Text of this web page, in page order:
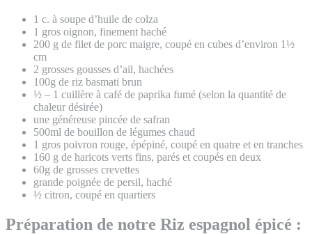
1 c. à soupe d’huile de colza
1 gros oignon, finement haché
200 g de filet de porc maigre, coupé en cubes d’environ 1½
cm
2 grosses gousses d’ail, hachées
100g de riz basmati brun
½ – 1 cuillère à café de paprika fumé (selon la quantité de
chaleur désirée)
une généreuse pincée de safran
500ml de bouillon de légumes chaud
1 gros poivron rouge, épépiné, coupé en quatre et en tranches
160 g de haricots verts fins, parés et coupés en deux
60g de grosses crevettes
grande poignée de persil, haché
½ citron, coupé en quartiers
Préparation de notre Riz espagnol épicé :